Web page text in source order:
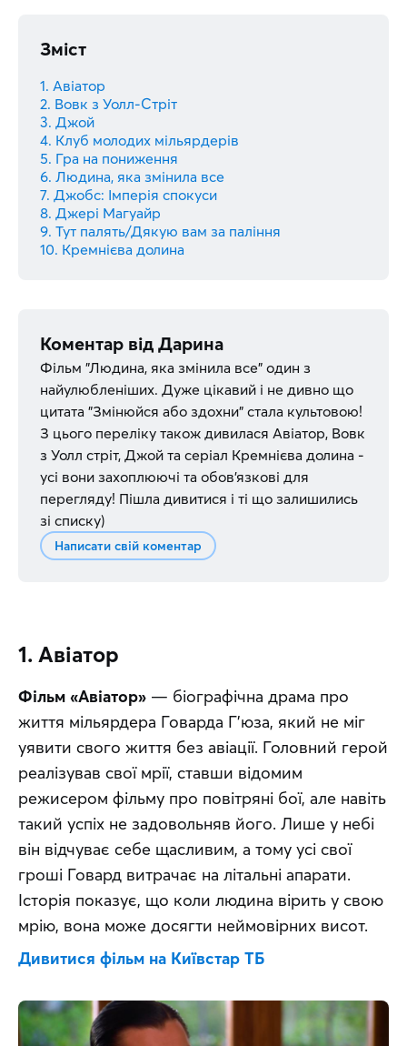
Зміст
1. Авіатор
2. Вовк з Уолл-Стріт
3. Джой
4. Клуб молодих мільярдерів
5. Гра на пониження
6. Людина, яка змінила все
7. Джобс: Імперія спокуси
8. Джері Магуайр
9. Тут палять/Дякую вам за паління
10. Кремнієва долина
Коментар від Дарина
Фільм "Людина, яка змінила все" один з
найулюбленіших. Дуже цікавий і не дивно що
цитата "Змінюйся або здохни" стала культовою!
З цього переліку також дивилася Авіатор, Вовк
з Уолл стріт, Джой та серіал Кремнієва долина -
усі вони захоплюючі та обов'язкові для
перегляду! Пішла дивитися і ті що залишились
зі списку)
Написати свій коментар
1. Авіатор
Фільм «Авіатор» — біографічна драма про
життя мільярдера Говарда Г'юза, який не міг
уявити свого життя без авіації. Головний герой
реалізував свої мрії, ставши відомим
режисером фільму про повітряні бої, але навіть
такий успіх не задовольняв його. Лише у небі
він відчуває себе щасливим, а тому усі свої
гроші Говард витрачає на літальні апарати.
Історія показує, що коли людина вірить у свою
мрію, вона може досягти неймовірних висот.
Дивитися фільм на Київстар ТБ